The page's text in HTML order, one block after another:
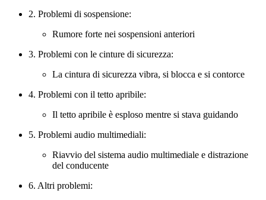
2. Problemi di sospensione:
Rumore forte nei sospensioni anteriori
3. Problemi con le cinture di sicurezza:
La cintura di sicurezza vibra, si blocca e si contorce
4. Problemi con il tetto apribile:
Il tetto apribile è esploso mentre si stava guidando
5. Problemi audio multimediali:
Riavvio del sistema audio multimediale e distrazione
del conducente
6. Altri problemi: